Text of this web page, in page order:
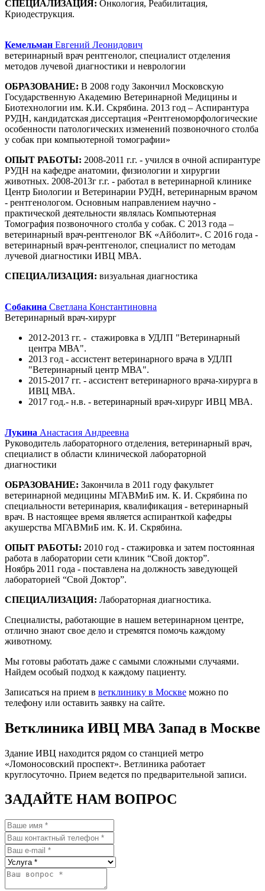
СПЕЦИАЛИЗАЦИЯ: Онкология, Реабилитация,
Криодеструкция.
Кемельман Евгений Леонидович
ветеринарный врач рентгенолог, специалист отделения
методов лучевой диагностики и неврологии
ОБРАЗОВАНИЕ: В 2008 году Закончил Московскую
Государственную Академию Ветеринарной Медицины и
Биотехнологии им. К.И. Скрябина. 2013 год – Аспирантура
РУДН, кандидатская диссертация «Рентгеноморфологические
особенности патологических изменений позвоночного столба
у собак при компьютерной томографии»
ОПЫТ РАБОТЫ: 2008-2011 г.г. - учился в очной аспирантуре
РУДН на кафедре анатомии, физиологии и хирургии
животных. 2008-2013г г.г. - работал в ветеринарной клинике
Центр Биологии и Ветеринарии РУДН, ветеринарным врачом
- рентгенологом. Основным направлением научно -
практической деятельности являлась Компьютерная
Томография позвоночного столба у собак. С 2013 года –
ветеринарный врач-рентгенолог ВК «Айболит». С 2016 года -
ветеринарный врач-рентгенолог, специалист по методам
лучевой диагностики ИВЦ МВА.
СПЕЦИАЛИЗАЦИЯ: визуальная диагностика
Собакина Светлана Константиновна
Ветеринарный врач-хирург
2012-2013 гг. - стажировка в УДЛП "Ветеринарный
центра МВА".
2013 год - ассистент ветеринарного врача в УДЛП
"Ветеринарный центр МВА".
2015-2017 гг. - ассистент ветеринарного врача-хирурга в
ИВЦ МВА.
2017 год.- н.в. - ветеринарный врач-хирург ИВЦ МВА.
Лукина Анастасия Андреевна
Руководитель лабораторного отделения, ветеринарный врач,
специалист в области клинической лабораторной
диагностики
ОБРАЗОВАНИЕ: Закончила в 2011 году факультет
ветеринарной медицины МГАВМиБ им. К. И. Скрябина по
специальности ветеринария, квалификация - ветеринарный
врач. В настоящее время является аспиранткой кафедры
акушерства МГАВМиБ им. К. И. Скрябина.
ОПЫТ РАБОТЫ: 2010 год - стажировка и затем постоянная
работа в лаборатории сети клиник “Свой доктор”.
Ноябрь 2011 года - поставлена на должность заведующей
лабораторией “Свой Доктор”.
СПЕЦИАЛИЗАЦИЯ: Лабораторная диагностика.
Специалисты, работающие в нашем ветеринарном центре,
отлично знают свое дело и стремятся помочь каждому
животному.
Мы готовы работать даже с самыми сложными случаями.
Найдем особый подход к каждому пациенту.
Записаться на прием в ветклинику в Москве можно по
телефону или оставить заявку на сайте.
Ветклиника ИВЦ МВА Запад в Москве
Здание ИВЦ находится рядом со станцией метро
«Ломоносовский проспект». Ветлиника работает
круглосуточно. Прием ведется по предварительной записи.
ЗАДАЙТЕ НАМ ВОПРОС